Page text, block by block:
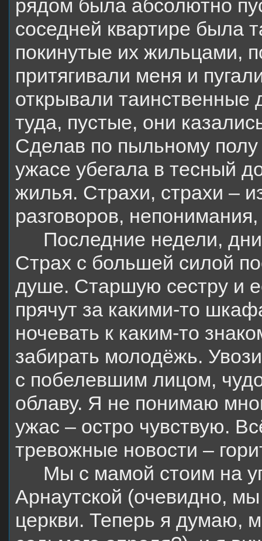
рядом была абсолютно
соседней квартире была
покинутые их жильцами,
притягивали меня и
открывали таинственные
туда, пустые, они
Сделав по пыльному полу
ужасе убегала в тесный
жилья. Страхи, страхи –
разговоров, непонимания,
Последние недели,
Страх с большей силой
душе. Старшую сестру и
прячут за какими-то
ночевать к каким-то
забирать молодёжь.
с побелевшим лицом,
облаву. Я не понимаю
ужас – остро чувствую.
тревожные новости –
Мы с мамой стоим на
Арнаутской (очевидно,
церкви. Теперь я думаю,